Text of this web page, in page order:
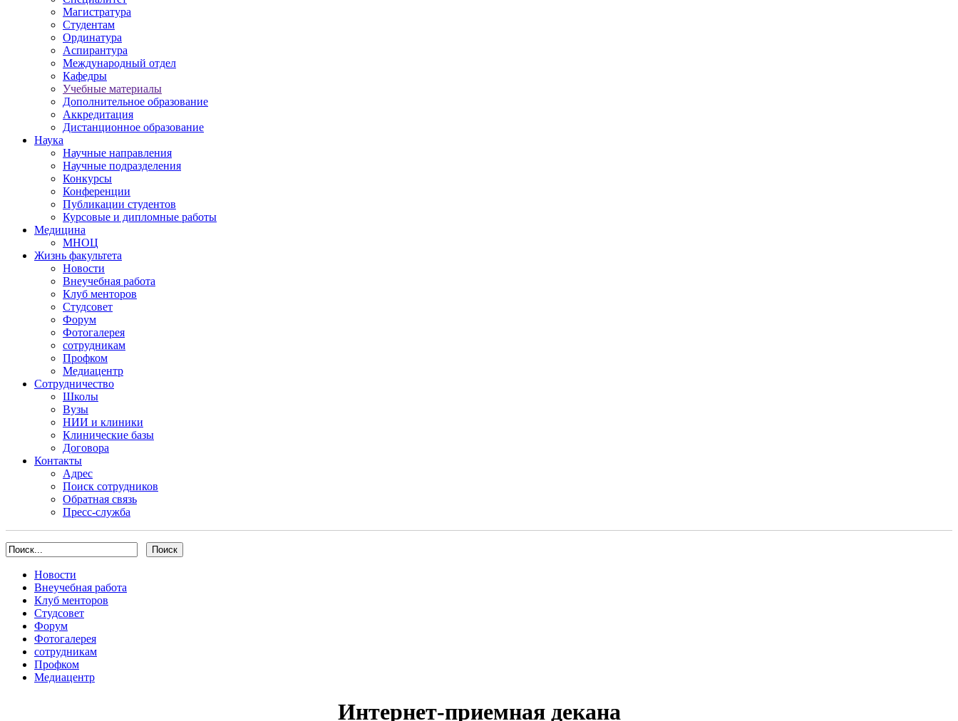
Магистратура
Студентам
Ординатура
Аспирантура
Международный отдел
Кафедры
Учебные материалы
Дополнительное образование
Аккредитация
Дистанционное образование
Наука
Научные направления
Научные подразделения
Конкурсы
Конференции
Публикации студентов
Курсовые и дипломные работы
Медицина
МНОЦ
Жизнь факультета
Новости
Внеучебная работа
Клуб менторов
Студсовет
Форум
Фотогалерея
сотрудникам
Профком
Медиацентр
Сотрудничество
Школы
Вузы
НИИ и клиники
Клинические базы
Договора
Контакты
Адрес
Поиск сотрудников
Обратная связь
Пресс-служба
Новости
Внеучебная работа
Клуб менторов
Студсовет
Форум
Фотогалерея
сотрудникам
Профком
Медиацентр
Интернет-приемная декана